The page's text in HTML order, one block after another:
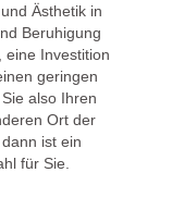
Ästhetik in
Beruhigung
eine Investition
geringen
also Ihren
Ort der
ist ein
für Sie.